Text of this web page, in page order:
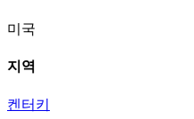
미국
지역
켄터키